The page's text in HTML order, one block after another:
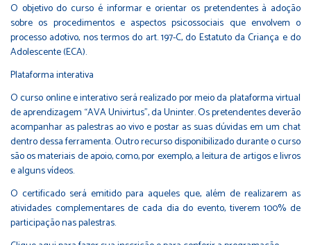
O objetivo do curso é informar e orientar os pretendentes à adoção
sobre os procedimentos e aspectos psicossociais que envolvem o
processo adotivo, nos termos do art. 197-C, do Estatuto da Criança e do
Adolescente (ECA).
Plataforma interativa
O curso online e interativo será realizado por meio da plataforma virtual
de aprendizagem “AVA Univirtus”, da Uninter. Os pretendentes deverão
acompanhar as palestras ao vivo e postar as suas dúvidas em um chat
dentro dessa ferramenta. Outro recurso disponibilizado durante o curso
são os materiais de apoio, como, por exemplo, a leitura de artigos e livros
e alguns vídeos.
O certificado será emitido para aqueles que, além de realizarem as
atividades complementares de cada dia do evento, tiverem 100% de
participação nas palestras.